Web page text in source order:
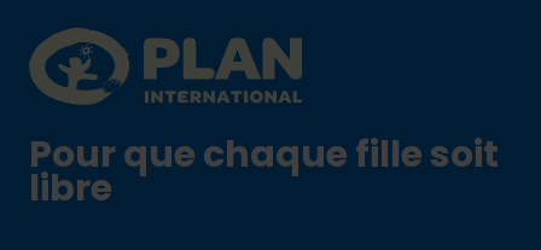
Plan International logo
Pour que chaque fille soit
libre